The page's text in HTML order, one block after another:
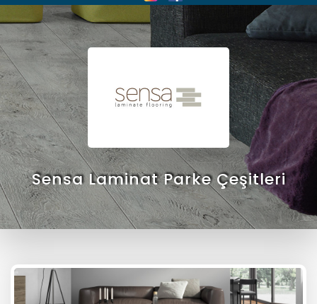
Sensa Laminat Parke Çeşitleri